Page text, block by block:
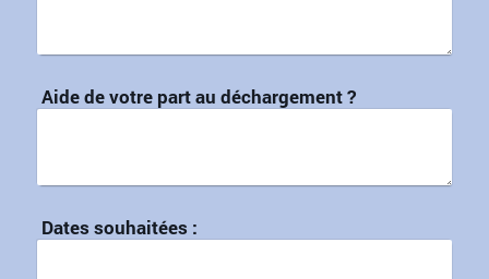
Aide de votre part au déchargement ?
Dates souhaitées :